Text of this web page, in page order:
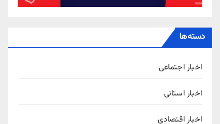
دسته‌ها
اخبار اجتماعی
اخبار استانی
اخبار اقتصادی